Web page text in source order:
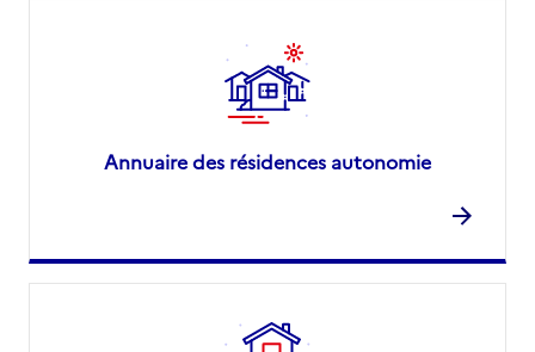
Annuaire des résidences autonomie